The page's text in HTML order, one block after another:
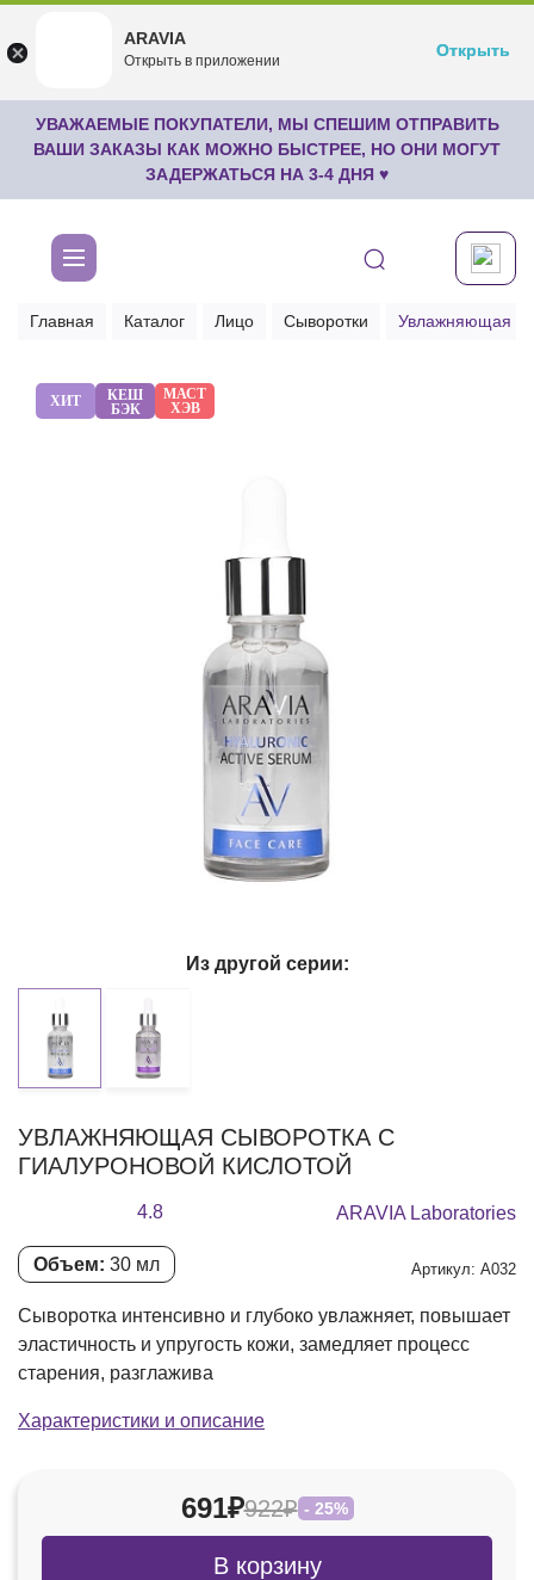
undefined
Бесплатноru.aravia.new
Открыть
УВАЖАЕМЫЕ ПОКУПАТЕЛИ, МЫ СПЕШИМ ОТПРАВИТЬ
ВАШИ ЗАКАЗЫ КАК МОЖНО БЫСТРЕЕ, НО ОНИ МОГУТ
ЗАДЕРЖАТЬСЯ НА 3-4 ДНЯ ♥
Главная Каталог Лицо Сыворотки Увлажняющая
ХИТ
КЕШ
БЭК
МАСТ
ХЭВ
УВЛАЖНЯЮЩАЯ СЫВОРОТКА С
ГИАЛУРОНОВОЙ КИСЛОТОЙ
4.8 ARAVIA Laboratories
Объем: 30 мл Артикул: А032
Сыворотка интенсивно и глубоко увлажняет, повышает
эластичность и упругость кожи, замедляет процесс
старения, разглажива
Характеристики и описание
Из другой серии:
691₽922₽ - 25%
В корзину
ARAVIA
Открыть в приложении
Открыть